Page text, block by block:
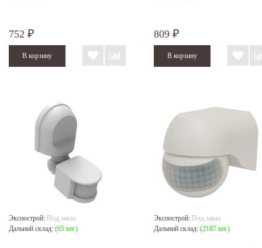
752 ₽ 809 ₽
Экспострой: Под заказ
Дальний склад: (65 шт.)
Экспострой: Под заказ
Дальний склад: (2187 шт.)